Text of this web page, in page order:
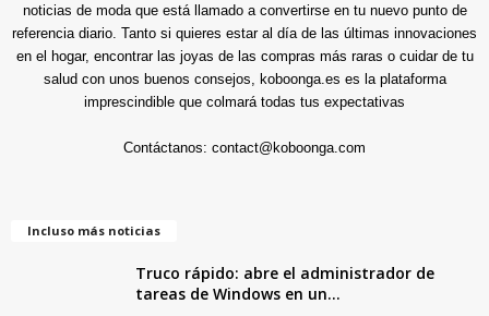
noticias de moda que está llamado a convertirse en tu nuevo punto de
referencia diario. Tanto si quieres estar al día de las últimas innovaciones
en el hogar, encontrar las joyas de las compras más raras o cuidar de tu
salud con unos buenos consejos, koboonga.es es la plataforma
imprescindible que colmará todas tus expectativas
Contáctanos: contact@koboonga.com
Incluso más noticias
Truco rápido: abre el administrador de
tareas de Windows en un...